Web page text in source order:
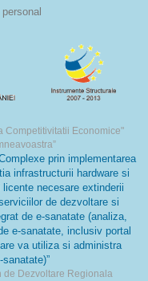
Competitivitatii Economice"
prin implementarea
infrastructurii hardware si
necesare extinderii
de dezvoltare si
de e-sanatate (analiza,
e-sanatate, inclusiv portal
va utiliza si administra
de Dezvoltare Regionala